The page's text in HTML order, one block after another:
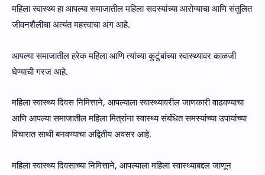
महिला स्वास्थ्य हा आपल्या समाजातील महिला सदस्यांच्या आरोग्याचा आणि संतुलित
जीवनशैलीचा अत्यंत महत्त्वाचा अंग आहे.
आपल्या समाजातील हरेक महिला आणि त्यांच्या कुटुंबांच्या स्वास्थ्यावर काळजी
घेण्याची गरज आहे.
महिला स्वास्थ्य दिवस निमित्ताने, आपल्याला स्वास्थ्यावरील जाणकारी वाढवण्याचा
आणि आपल्या समाजातील महिला मित्रांना स्वास्थ्य संबंधित समस्यांच्या उपायांच्या
विचारात साथी बनवण्याचा अद्वितीय अवसर आहे.
महिला स्वास्थ्य दिवसाच्या निमित्ताने, आपल्याला महिला स्वास्थ्याबद्दल जाणून